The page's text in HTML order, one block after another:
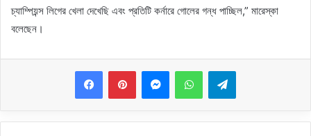
চ্যাম্পিয়ন্স লিগের খেলা দেখেছি এবং প্রতিটি কর্নারে গোলের গন্ধ পাচ্ছিল,” মারেস্কা
বলেছেন।
MessengerWhatsAppTelegram